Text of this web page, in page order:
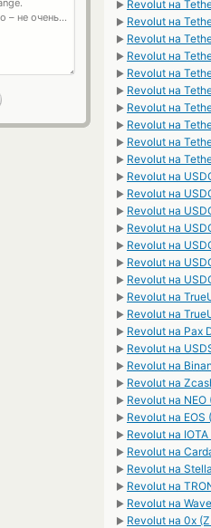
► Revolut на
► Revolut на
► Revolut на
► Revolut на
► Revolut на
► Revolut на
► Revolut на
► Revolut на
► Revolut на
► Revolut на
► Revolut на
► Revolut на
► Revolut на
► Revolut на
► Revolut на
► Revolut на
► Revolut на
► Revolut на
► Revolut на
► Revolut на Pax
► Revolut на
► Revolut на
► Revolut на
► Revolut на NEO
► Revolut на EOS
► Revolut на IOTA
► Revolut на
► Revolut на
► Revolut на
► Revolut на
► Revolut на 0x